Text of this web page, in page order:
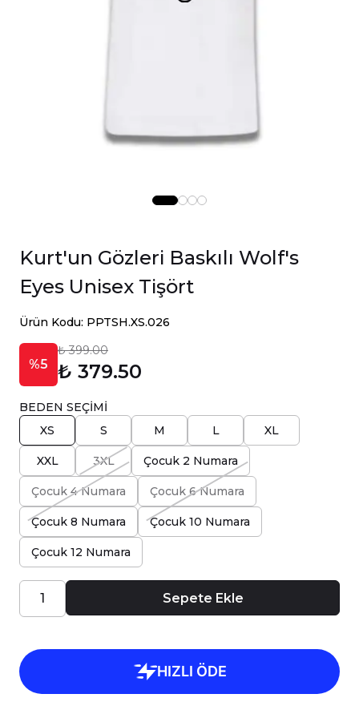
Kurt'un Gözleri Baskılı Wolf's
Eyes Unisex Tişört
Ürün Kodu: PPTSH.XS.026
%5
₺ 399.00
₺ 379.50
BEDEN SEÇİMİ
XS
S M L XL
XXL 3XL Çocuk 2 Numara
Çocuk 4 Numara Çocuk 6 Numara
Çocuk 8 Numara Çocuk 10 Numara
Çocuk 12 Numara
Sepete Ekle